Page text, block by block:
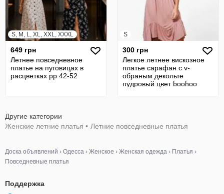
S, M, L, XL, XXL, XXXL
649 грн
Летнее повседневное
платье на пуговицах в
расцветках рр 42-52
S
300 грн
Легкое летнее вискозное
платье сарафан с v-
обраным декольте
пудровый цвет boohoo
Другие категории
Женские летние платья • Летние повседневные платья
Доска объявлений › Одесса › Женское › Женская одежда › Платья ›
Повседневные платья
Поддержка